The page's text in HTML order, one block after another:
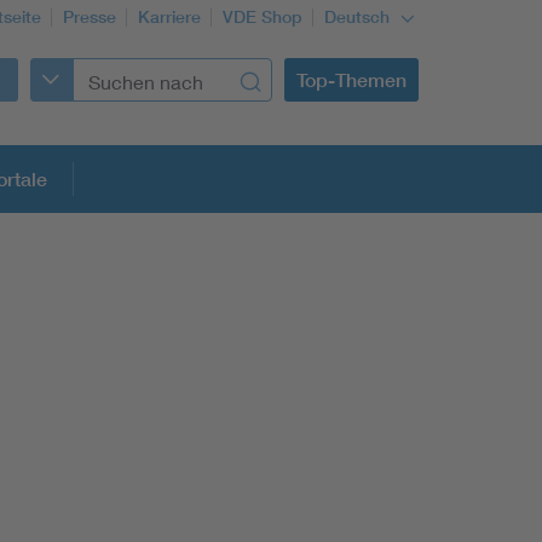
Presse Karriere VDE Shop Deutsch
Top-Themen